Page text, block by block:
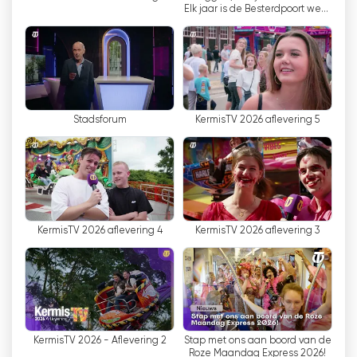
on helppo pysyä ajan tasalla siitä, mitä heidän
kaupungissaan tapahtuu, vaikka he olisivat
liikkeellä.
Se, mikä erottaa meidät muista paikallisista
lähetystoiminnan harjoittajista, on
sitoutumisemme sosiaaliseen
yhteenkuuluvuuteen Tilburgin yhteisössä.
Tämän saavuttamiseksi keskitymme luomaan
"yhteisösisältöä", joka luo läheisyyttä ja
yhteyksiä. Tämä tarkoittaa, että emme
raportoi vain suurista tapahtumista vaan
kiinnitämme huomiota myös pienempiin,
paikallisiin aloitteisiin, jotka heijastavat
kaupunkimme monimuotoisuutta ja
yhteenkuuluvuutta.
Omroep Tilburg on ylpeä voidessaan tarjota
foorumin paikallisille taiteilijoille, yhdistyksille ja
Elk jaar is de Besterdpoort weer
Stadsforum KermisTV 2026 aflevering 5
KermisTV 2026 aflevering 4 KermisTV 2026 aflevering 3
KermisTV 2026 - Aflevering 2
Stap met ons aan boord van de
Roze Maandag Express 2026!